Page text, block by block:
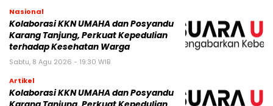
Nasional
Kolaborasi KKN UMAHA dan Posyandu
Karang Tanjung, Perkuat Kepedulian
terhadap Kesehatan Warga
Sabtu, 8 Agu 2026 - 19:30 WIB
Artikel
Kolaborasi KKN UMAHA dan Posyandu